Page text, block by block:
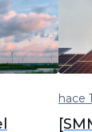
hace